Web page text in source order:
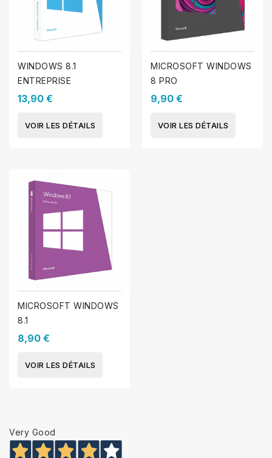
WINDOWS 8.1
ENTREPRISE
13,90 €
VOIR LES DÉTAILS
MICROSOFT WINDOWS
8 PRO
9,90 €
VOIR LES DÉTAILS
MICROSOFT WINDOWS
8.1
8,90 €
VOIR LES DÉTAILS
Very Good